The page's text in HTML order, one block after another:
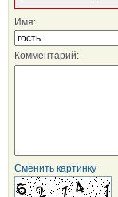
Имя:
Комментарий:
Сменить картинку